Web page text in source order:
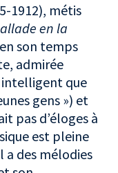
1912), métis
en la
son temps
admirée
intelligent que
gens ») et
pas d’éloges à
est pleine
a des mélodies